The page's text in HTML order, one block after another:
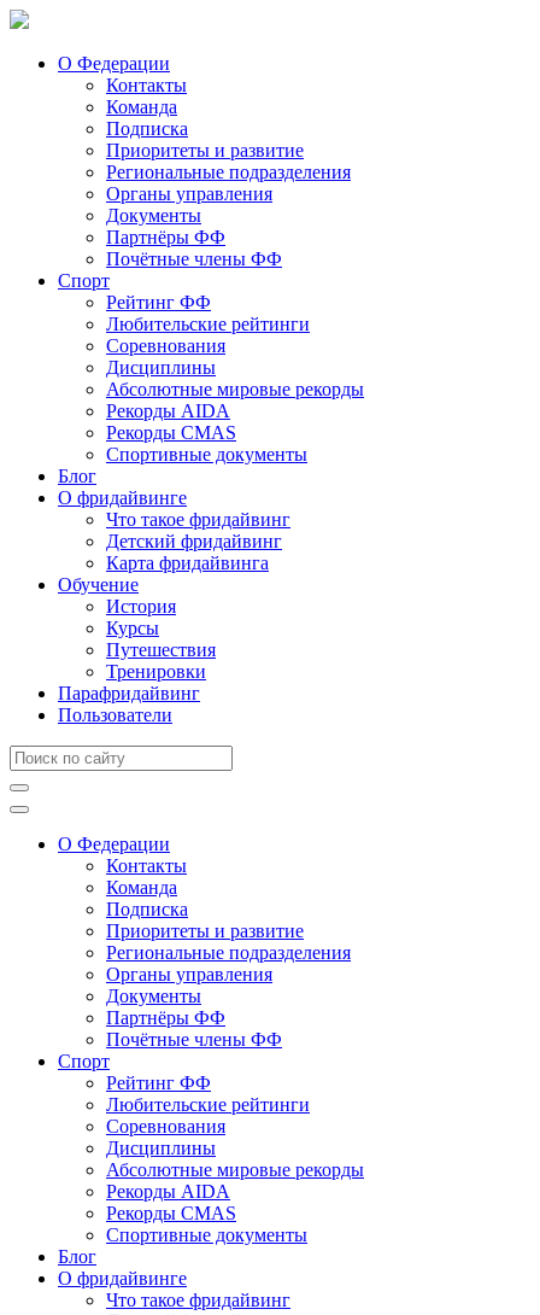
О Федерации
Контакты
Команда
Подписка
Приоритеты и развитие
Региональные подразделения
Органы управления
Документы
Партнёры ФФ
Почётные члены ФФ
Спорт
Рейтинг ФФ
Любительские рейтинги
Соревнования
Дисциплины
Абсолютные мировые рекорды
Рекорды AIDA
Рекорды CMAS
Спортивные документы
Блог
О фридайвинге
Что такое фридайвинг
Детский фридайвинг
Карта фридайвинга
Обучение
История
Курсы
Путешествия
Тренировки
Парафридайвинг
Пользователи
О Федерации
Контакты
Команда
Подписка
Приоритеты и развитие
Региональные подразделения
Органы управления
Документы
Партнёры ФФ
Почётные члены ФФ
Спорт
Рейтинг ФФ
Любительские рейтинги
Соревнования
Дисциплины
Абсолютные мировые рекорды
Рекорды AIDA
Рекорды CMAS
Спортивные документы
Блог
О фридайвинге
Что такое фридайвинг